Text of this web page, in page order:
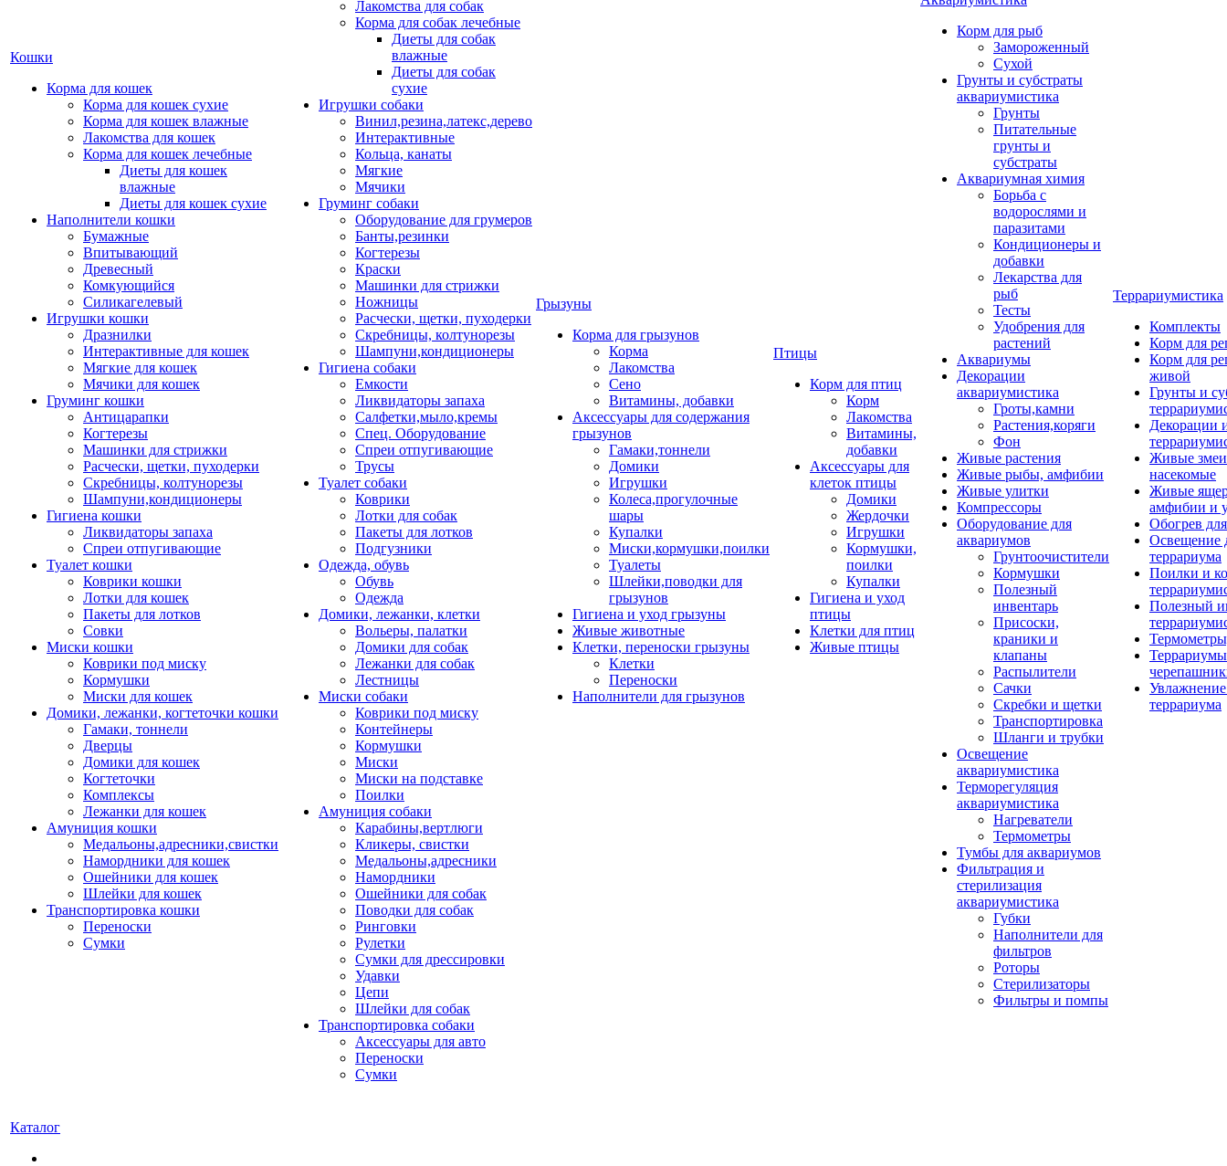
Кошки
Корма для кошек
Корма для кошек сухие
Корма для кошек влажные
Лакомства для кошек
Корма для кошек лечебные
Диеты для кошек
влажные
Диеты для кошек сухие
Наполнители кошки
Бумажные
Впитывающий
Древесный
Комкующийся
Силикагелевый
Игрушки кошки
Дразнилки
Интерактивные для кошек
Мягкие для кошек
Мячики для кошек
Груминг кошки
Антицарапки
Когтерезы
Машинки для стрижки
Расчески, щетки, пуходерки
Скребницы, колтунорезы
Шампуни,кондиционеры
Гигиена кошки
Ликвидаторы запаха
Спреи отпугивающие
Туалет кошки
Коврики кошки
Лотки для кошек
Пакеты для лотков
Совки
Миски кошки
Коврики под миску
Кормушки
Миски для кошек
Домики, лежанки, когтеточки кошки
Гамаки, тоннели
Дверцы
Домики для кошек
Когтеточки
Комплексы
Лежанки для кошек
Амуниция кошки
Медальоны,адресники,свистки
Намордники для кошек
Ошейники для кошек
Шлейки для кошек
Транспортировка кошки
Переноски
Сумки
Лакомства для собак
Корма для собак лечебные
Диеты для собак
влажные
Диеты для собак
сухие
Игрушки собаки
Винил,резина,латекс,дерево
Интерактивные
Кольца, канаты
Мягкие
Мячики
Груминг собаки
Оборудование для грумеров
Банты,резинки
Когтерезы
Краски
Машинки для стрижки
Ножницы
Расчески, щетки, пуходерки
Скребницы, колтунорезы
Шампуни,кондиционеры
Гигиена собаки
Емкости
Ликвидаторы запаха
Салфетки,мыло,кремы
Спец. Оборудование
Спреи отпугивающие
Трусы
Туалет собаки
Коврики
Лотки для собак
Пакеты для лотков
Подгузники
Одежда, обувь
Обувь
Одежда
Домики, лежанки, клетки
Вольеры, палатки
Домики для собак
Лежанки для собак
Лестницы
Миски собаки
Коврики под миску
Контейнеры
Кормушки
Миски
Миски на подставке
Поилки
Амуниция собаки
Карабины,вертлюги
Кликеры, свистки
Медальоны,адресники
Намордники
Ошейники для собак
Поводки для собак
Ринговки
Рулетки
Сумки для дрессировки
Удавки
Цепи
Шлейки для собак
Транспортировка собаки
Аксессуары для авто
Переноски
Сумки
Грызуны
Корма для грызунов
Корма
Лакомства
Сено
Витамины, добавки
Аксессуары для содержания
грызунов
Гамаки,тоннели
Домики
Игрушки
Колеса,прогулочные
шары
Купалки
Миски,кормушки,поилки
Туалеты
Шлейки,поводки для
грызунов
Гигиена и уход грызуны
Живые животные
Клетки, переноски грызуны
Клетки
Переноски
Наполнители для грызунов
Птицы
Корм для птиц
Корм
Лакомства
Витамины,
добавки
Аксессуары для
клеток птицы
Домики
Жердочки
Игрушки
Кормушки,
поилки
Купалки
Гигиена и уход
птицы
Клетки для птиц
Живые птицы
Корм для рыб
Замороженный
Сухой
Грунты и субстраты
аквариумистика
Грунты
Питательные
грунты и
субстраты
Аквариумная химия
Борьба с
водорослями и
паразитами
Кондиционеры и
добавки
Лекарства для
рыб
Тесты
Удобрения для
растений
Аквариумы
Декорации
аквариумистика
Гроты,камни
Растения,коряги
Фон
Живые растения
Живые рыбы, амфибии
Живые улитки
Компрессоры
Оборудование для
аквариумов
Грунтоочистители
Кормушки
Полезный
инвентарь
Присоски,
краники и
клапаны
Распылители
Сачки
Скребки и щетки
Транспортировка
Шланги и трубки
Освещение
аквариумистика
Терморегуляция
аквариумистика
Нагреватели
Термометры
Тумбы для аквариумов
Фильтрация и
стерилизация
аквариумистика
Губки
Наполнители для
фильтров
Роторы
Стерилизаторы
Фильтры и помпы
Террариумистика
Комплекты
Корм для
Корм для
живой
Грунты и
Декорации
Живые
насекомые
Живые
амфибии и
Обогрев
Освещение
террариума
Поилки и
Полезный
террариума
Каталог